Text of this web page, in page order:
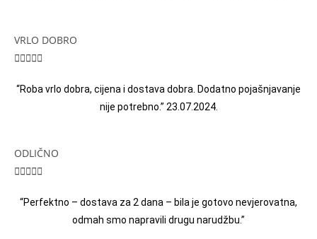
VRLO DOBRO

“Roba vrlo dobra, cijena i dostava dobra. Dodatno pojašnjavanje
nije potrebno.” 23.07.2024.
ODLIČNO

“Perfektno – dostava za 2 dana – bila je gotovo nevjerovatna,
odmah smo napravili drugu narudžbu.”